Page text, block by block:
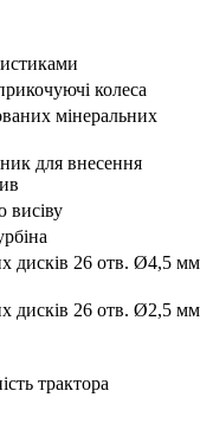
колеса
мінеральних
для внесення
висіву
дисків 26 отв. Ø4,5 мм
дисків 26 отв. Ø2,5 мм
трактора